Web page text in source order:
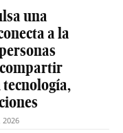
una
a la
2026